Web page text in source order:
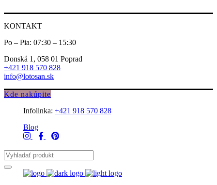
KONTAKT
Po – Pia: 07:30 – 15:30
Donská 1, 058 01 Poprad
+421 918 570 828
info@lotosan.sk
Kde nakúpite
Infolinka: +421 918 570 828
Blog